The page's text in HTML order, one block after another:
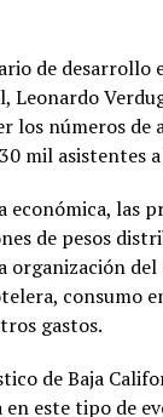
de desarrollo
Leonardo
los números de
mil asistentes
económica, las
de pesos
organización
consumo
gastos.
de Baja
este tipo de